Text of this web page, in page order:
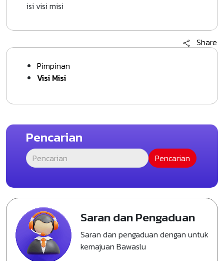
isi visi misi
Share
Pimpinan
Visi Misi
Pencarian
Saran dan Pengaduan
Saran dan pengaduan dengan untuk
kemajuan Bawaslu